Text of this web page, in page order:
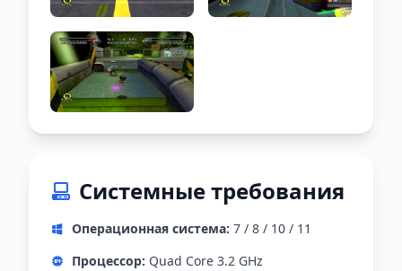
Системные требования
Операционная система: 7 / 8 / 10 / 11
Процессор: Quad Core 3.2 GHz